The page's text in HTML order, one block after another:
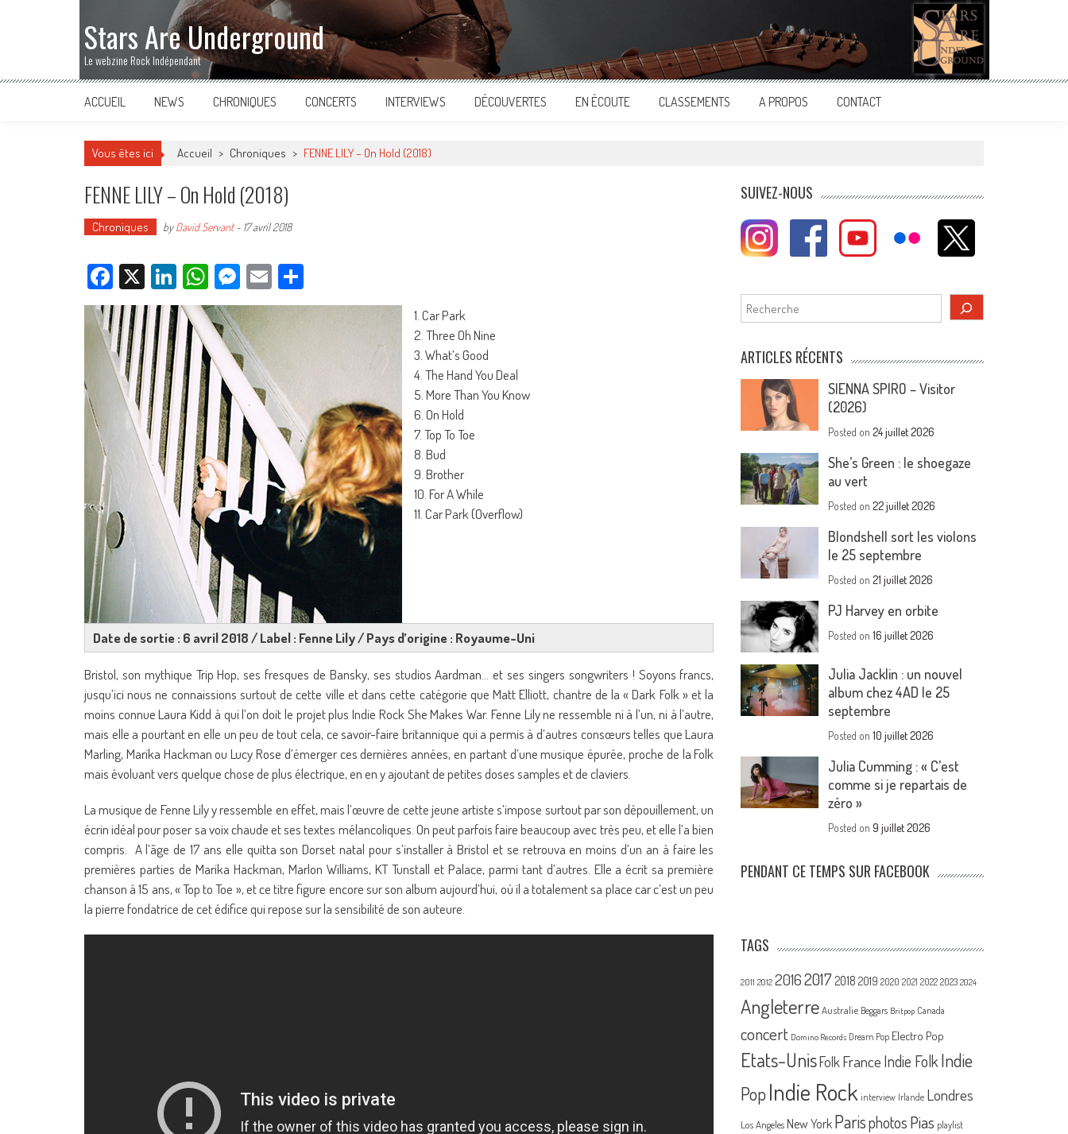
Stars Are Underground
Le webzine Rock Indépendant
ACCUEIL NEWS CHRONIQUES CONCERTS INTERVIEWS DÉCOUVERTES EN ÉCOUTE CLASSEMENTS A PROPOS CONTACT
Vous êtes ici Accueil > Chroniques > FENNE LILY – On Hold (2018)
FENNE LILY – On Hold (2018)
Chroniques byDavid Servant- 17 avril 2018
Facebook
X LinkedIn
WhatsApp
Messenger
Email
1. Car Park
2. Three Oh Nine
3. What’s Good
4. The Hand You Deal
5. More Than You Know
6. On Hold
7. Top To Toe
8. Bud
9. Brother
10. For A While
11. Car Park (Overflow)
Date de sortie : 6 avril 2018 / Label : Fenne Lily / Pays d’origine : Royaume-Uni
Bristol, son mythique Trip Hop, ses fresques de Bansky, ses studios Aardman… et ses singers songwriters ! Soyons francs,
jusqu’ici nous ne connaissions surtout de cette ville et dans cette catégorie que Matt Elliott, chantre de la « Dark Folk » et la
moins connue Laura Kidd à qui l’on doit le projet plus Indie Rock She Makes War. Fenne Lily ne ressemble ni à l’un, ni à l’autre,
mais elle a pourtant en elle un peu de tout cela, ce savoir-faire britannique qui a permis à d’autres consœurs telles que Laura
Marling, Marika Hackman ou Lucy Rose d’émerger ces dernières années, en partant d’une musique épurée, proche de la Folk
mais évoluant vers quelque chose de plus électrique, en en y ajoutant de petites doses samples et de claviers.
La musique de Fenne Lily y ressemble en effet, mais l’œuvre de cette jeune artiste s’impose surtout par son dépouillement, un
écrin idéal pour poser sa voix chaude et ses textes mélancoliques. On peut parfois faire beaucoup avec très peu, et elle l’a bien
compris. A l’âge de 17 ans elle quitta son Dorset natal pour s’installer à Bristol et se retrouva en moins d’un an à faire les
premières parties de Marika Hackman, Marlon Williams, KT Tunstall et Palace, parmi tant d’autres. Elle a écrit sa première
chanson à 15 ans, « Top to Toe », et ce titre figure encore sur son album aujourd’hui, où il a totalement sa place car c’est un peu
la pierre fondatrice de cet édifice qui repose sur la sensibilité de son auteure.
SUIVEZ-NOUS
Rechercher
ARTICLES RÉCENTS
SIENNA SPIRO – Visitor
(2026)
Posted on24 juillet 2026
She’s Green : le shoegaze
au vert
Posted on22 juillet 2026
Blondshell sort les violons
le 25 septembre
Posted on21 juillet 2026
PJ Harvey en orbite
Posted on16 juillet 2026
Julia Jacklin : un nouvel
album chez 4AD le 25
septembre
Posted on10 juillet 2026
Julia Cumming : « C’est
comme si je repartais de
zéro »
Posted on9 juillet 2026
PENDANT CE TEMPS SUR FACEBOOK
TAGS
2011 2012 20162017 2018 2019 2020 2021 2022 2023 2024
Angleterre Australie Beggars Britpop Canada
concert Domino Records Dream Pop Electro Pop
Etats-UnisFolk France Indie FolkIndie
PopIndie Rock interview Irlande Londres
Los Angeles New York Parisphotos Pias playlist